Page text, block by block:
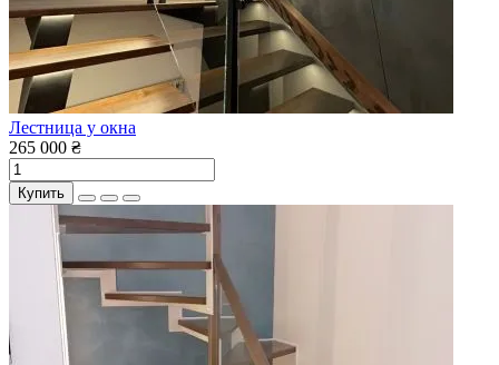
Лестница у окна
265 000 ₴
Купить